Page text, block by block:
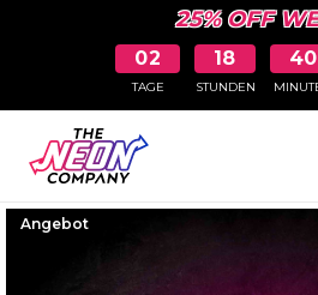
25% OFF
02
TAGE
18
STUNDEN
40
Angebot